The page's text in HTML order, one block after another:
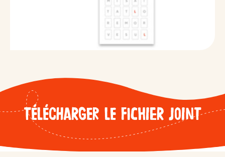
Télécharger le fichier joint